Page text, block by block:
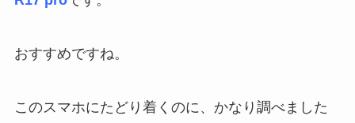
おすすめですね。
このスマホにたどり着くのに、かなり調べました